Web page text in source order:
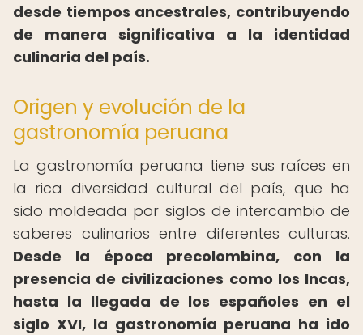
desde tiempos ancestrales, contribuyendo
de manera significativa a la identidad
culinaria del país.
Origen y evolución de la
gastronomía peruana
La gastronomía peruana tiene sus raíces en
la rica diversidad cultural del país, que ha
sido moldeada por siglos de intercambio de
saberes culinarios entre diferentes culturas.
Desde la época precolombina, con la
presencia de civilizaciones como los Incas,
hasta la llegada de los españoles en el
siglo XVI, la gastronomía peruana ha ido